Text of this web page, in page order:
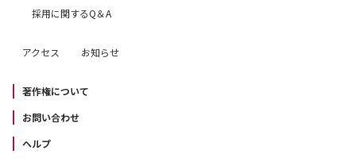
採用に関するQ＆A
アクセス お知らせ
著作権について
お問い合わせ
ヘルプ